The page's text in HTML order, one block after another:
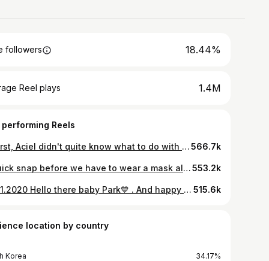
followers 18.44%
Reel plays 1.4M
performing Reels
At first, Aciel didn't quite know what to do with his little brother. He opted on looking at him from afar. But in the last few days he has been having his sweet moments with him. He gently tickles his belly, the same way he tickles Eden. Even gave him kisses on the chest♡ . A little extra on the second picture: Aciel likes to fist bump, so he does that as gently as you could imagine with baby É♡ . 🧒🏻🤜🏻🤛🏻👶🏻 . #EdenPark #이든 #박나은 #나은이 #ateEden #AcielPark #아시엘 #박건후 #건후 #kuyaAciel #É566.7k
A quick snap before we have to wear a mask all day outside 😷! Keep staying cautious! We’re back home 💙 back with 아빠 💙 and hopefully we can start doing some things that we initially planned beginning of this year. 2020 is demanding a lot from all of us, but we can do this! And again a huge thank you to those in the medical field, to the volunteers, the first responders, and everyone who is keeping the world afloat! #EdenPark #이든 #박나은 #나은이 #AcielPark #아시엘 #박건후 #건후 #ÉlyseénPark #엘리세안 #박진우553.2k
13.01.2020 Hello there baby Park💙 . And happy birthday @milany_p 💙 515.6k
location by country
Korea
34.17%